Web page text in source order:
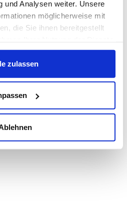
und Analysen weiter. Unsere
möglicherweise mit
die Sie ihnen bereitgestellt
zulassen